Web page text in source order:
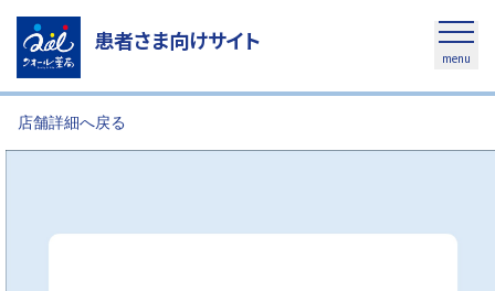
患者さま向けサイト
menu
店舗詳細へ戻る